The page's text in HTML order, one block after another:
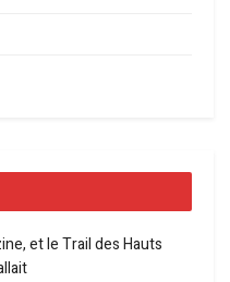
et le Trail des Hauts